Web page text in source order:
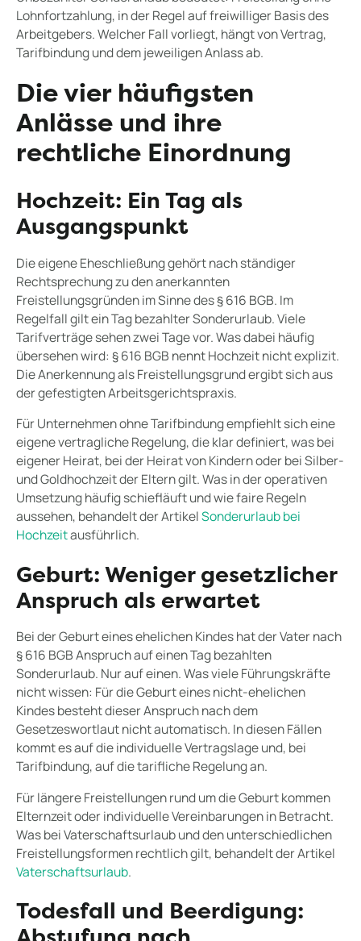
Lohnfortzahlung, in der Regel auf freiwilliger Basis des
Arbeitgebers. Welcher Fall vorliegt, hängt von Vertrag,
Tarifbindung und dem jeweiligen Anlass ab.
Die vier häufigsten
Anlässe und ihre
rechtliche Einordnung
Hochzeit: Ein Tag als
Ausgangspunkt
Die eigene Eheschließung gehört nach ständiger
Rechtsprechung zu den anerkannten
Freistellungsgründen im Sinne des § 616 BGB. Im
Regelfall gilt ein Tag bezahlter Sonderurlaub. Viele
Tarifverträge sehen zwei Tage vor. Was dabei häufig
übersehen wird: § 616 BGB nennt Hochzeit nicht explizit.
Die Anerkennung als Freistellungsgrund ergibt sich aus
der gefestigten Arbeitsgerichtspraxis.
Für Unternehmen ohne Tarifbindung empfiehlt sich eine
eigene vertragliche Regelung, die klar definiert, was bei
eigener Heirat, bei der Heirat von Kindern oder bei Silber-
und Goldhochzeit der Eltern gilt. Was in der operativen
Umsetzung häufig schiefläuft und wie faire Regeln
aussehen, behandelt der ArtikelSonderurlaub bei
Hochzeitausführlich.
Geburt: Weniger gesetzlicher
Anspruch als erwartet
Bei der Geburt eines ehelichen Kindes hat der Vater nach
§ 616 BGB Anspruch auf einen Tag bezahlten
Sonderurlaub. Nur auf einen. Was viele Führungskräfte
nicht wissen: Für die Geburt eines nicht-ehelichen
Kindes besteht dieser Anspruch nach dem
Gesetzeswortlaut nicht automatisch. In diesen Fällen
kommt es auf die individuelle Vertragslage und, bei
Tarifbindung, auf die tarifliche Regelung an.
Für längere Freistellungen rund um die Geburt kommen
Elternzeit oder individuelle Vereinbarungen in Betracht.
Was bei Vaterschaftsurlaub und den unterschiedlichen
Freistellungsformen rechtlich gilt, behandelt der Artikel
Vaterschaftsurlaub.
Todesfall und Beerdigung: